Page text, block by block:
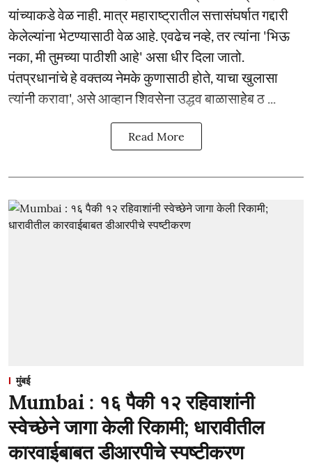
यांच्याकडे वेळ नाही. मात्र महाराष्ट्रातील सत्तासंघर्षात गद्दारी
केलेल्यांना भेटण्यासाठी वेळ आहे. एवढेच नव्हे, तर त्यांना 'भिऊ
नका, मी तुमच्या पाठीशी आहे' असा धीर दिला जातो.
पंतप्रधानांचे हे वक्तव्य नेमके कुणासाठी होते, याचा खुलासा
त्यांनी करावा', असे आव्हान शिवसेना उद्धव बाळासाहेब ठ ...
Read More
मुंबई
Mumbai : १६ पैकी १२ रहिवाशांनी
स्वेच्छेने जागा केली रिकामी; धारावीतील
कारवाईबाबत डीआरपीचे स्पष्टीकरण